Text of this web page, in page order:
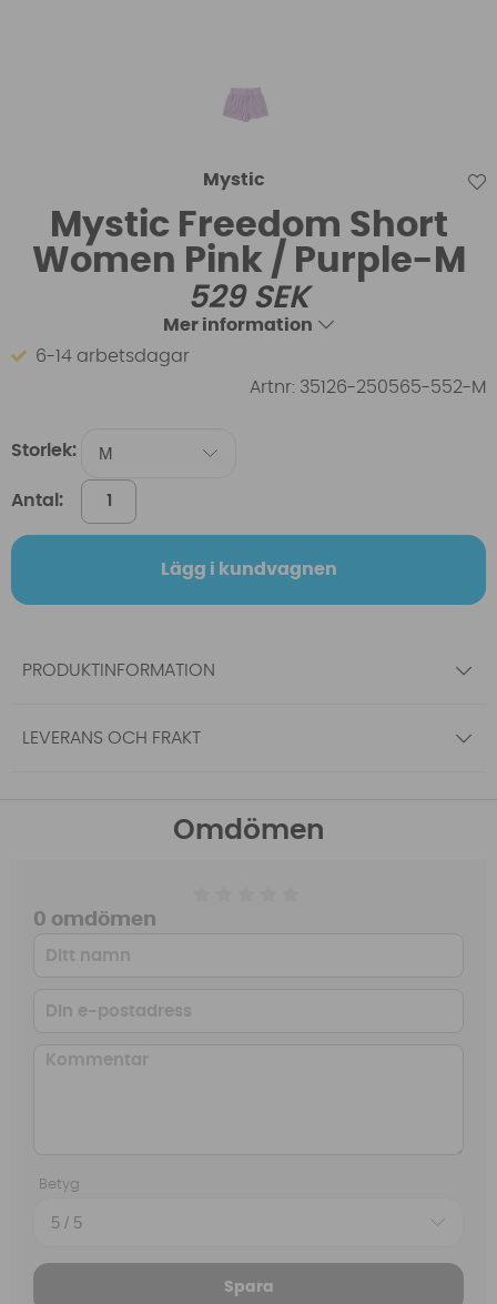
Mystic
Mystic Freedom Short
Women Pink / Purple-M
529SEK
Mer information
6-14 arbetsdagar
Artnr: 35126-250565-552-M
Storlek:
Antal:
Lägg i kundvagnen
PRODUKTINFORMATION
LEVERANS OCH FRAKT
Omdömen
0 omdömen
Betyg
Spara